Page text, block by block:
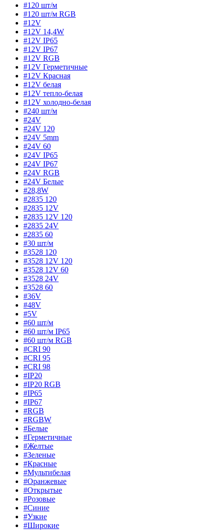
#120 шт/м
#120 шт/м RGB
#12V
#12V 14,4W
#12V IP65
#12V IP67
#12V RGB
#12V Герметичные
#12V Красная
#12V белая
#12V тепло-белая
#12V холодно-белая
#240 шт/м
#24V
#24V 120
#24V 5mm
#24V 60
#24V IP65
#24V IP67
#24V RGB
#24V Белые
#28,8W
#2835 120
#2835 12V
#2835 12V 120
#2835 24V
#2835 60
#30 шт/м
#3528 120
#3528 12V 120
#3528 12V 60
#3528 24V
#3528 60
#36V
#48V
#5V
#60 шт/м
#60 шт/м IP65
#60 шт/м RGB
#CRI 90
#CRI 95
#CRI 98
#IP20
#IP20 RGB
#IP65
#IP67
#RGB
#RGBW
#Белые
#Герметичные
#Желтые
#Зеленые
#Красные
#Мультибелая
#Оранжевые
#Открытые
#Розовые
#Синие
#Узкие
#Широкие